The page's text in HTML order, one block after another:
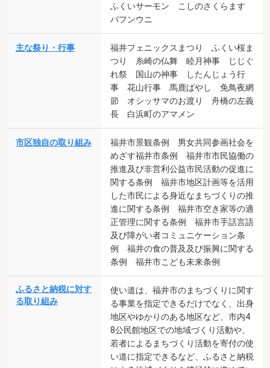
ふくいサーモン こしのさくらます
バフンウニ
主な祭り・行事
福井フェニックスまつり ふくい桜ま
つり 糸崎の仏舞 睦月神事 じじぐ
れ祭 国山の神事 したんじょう行
事 花山行事 馬鹿ばやし 免鳥夜網
節 オシッサマのお渡り 舟橋の左義
長 白浜町のアマメン
市区独自の取り組み
福井市景観条例 男女共同参画社会を
めざす福井市条例 福井市市民協働の
推進及び非営利公益市民活動の促進に
関する条例 福井市地区計画等を活用
した市民による身近なまちづくりの推
進に関する条例 福井市空き家等の適
正管理に関する条例 福井市手話言語
及び障がい者コミュニケーション条
例 福井の食の普及及び振興に関する
条例 福井市こども未来条例
ふるさと納税に対す
る取り組み
使い道は、福井市のまちづくりに関す
る事業を指定できるだけでなく、出身
地区やゆかりのある地区など、市内4
8公民館地区での地域づくり活動や、
若者によるまちづくり活動を寄付の使
い道に指定できるなど、ふるさと納税